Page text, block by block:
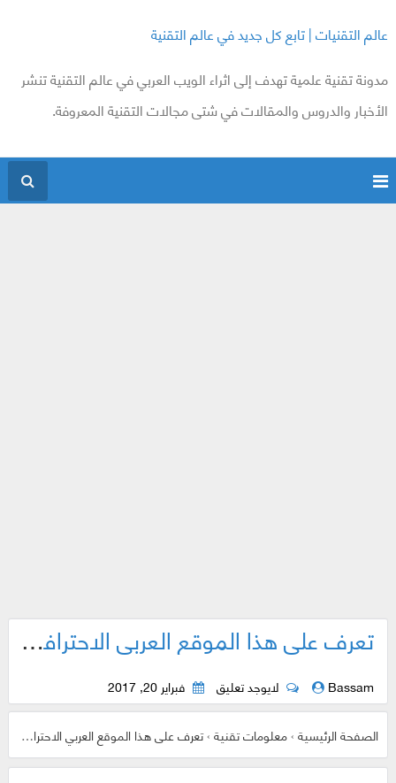
عالم التقنيات | تابع كل جديد في عالم التقنية
مدونة تقنية علمية تهدف إلى اثراء الويب العربي في عالم التقنية تنشر
الأخبار والدروس والمقالات في شتى مجالات التقنية المعروفة.
تعرف على هذا الموقع العربي الاحترافي المفيد جدا سوف يبهرك حتما ! استعمله انا شخصيا
Bassam لايوجد تعليق فبراير 20, 2017
الصفحة الرئيسية›معلومات تقنية›تعرف على هذا الموقع العربي الاحترافي المفيد جدا سوف يبهرك حتما ! استعمله انا شخصيا